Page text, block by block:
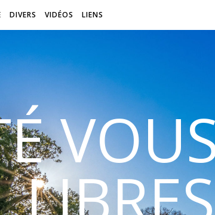
DIVERS VIDÉOS LIENS